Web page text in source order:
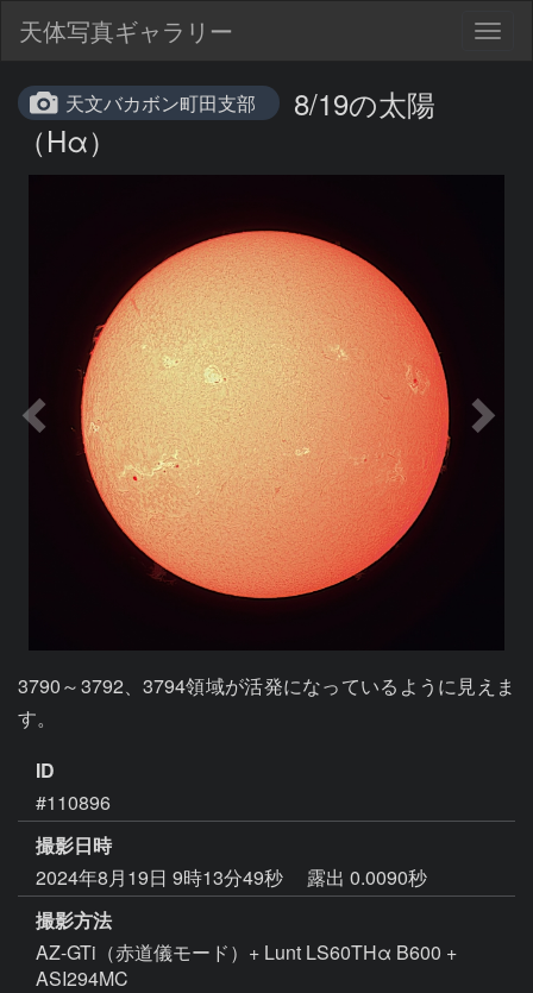
天体写真ギャラリー
天文バカボン町田支部
8/19の太陽
（Hα）
3790～3792、3794領域が活発になっているように見えま
す。
ID
#110896
撮影日時
2024年8月19日 9時13分49秒
露出 0.0090秒
撮影方法
AZ-GTi（赤道儀モード）+ Lunt LS60THα B600 +
ASI294MC